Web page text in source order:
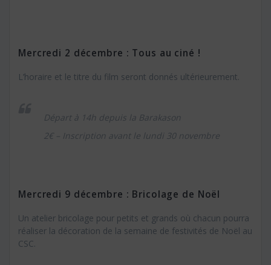
Mercredi 2 décembre : Tous au ciné !
L’horaire et le titre du film seront donnés ultérieurement.
Départ à 14h depuis la Barakason
2€ – Inscription avant le lundi 30 novembre
Mercredi 9 décembre : Bricolage de Noël
Un atelier bricolage pour petits et grands où chacun pourra
réaliser la décoration de la semaine de festivités de Noël au
CSC.